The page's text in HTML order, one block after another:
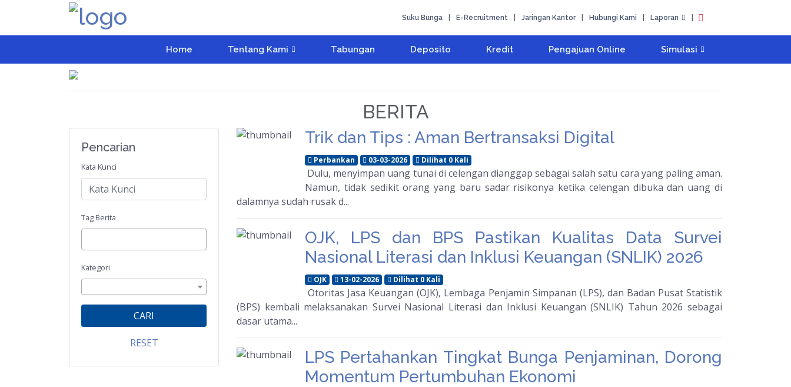
Suku Bunga E-Recruitment Jaringan Kantor Hubungi Kami Laporan
Home Tentang Kami Tabungan Deposito Kredit Pengajuan Online Simulasi
BERITA
Pencarian
Kata Kunci
Tag Berita
Kategori
CARI
RESET
Trik dan Tips : Aman Bertransaksi Digital
Perbankan 03-03-2026 Dilihat 0 Kali
Dulu, menyimpan uang tunai di celengan dianggap sebagai salah satu cara yang paling aman.
Namun, tidak sedikit orang yang baru sadar risikonya ketika celengan dibuka dan uang di
dalamnya sudah rusak d...
OJK, LPS dan BPS Pastikan Kualitas Data Survei
Nasional Literasi dan Inklusi Keuangan (SNLIK) 2026
OJK 13-02-2026 Dilihat 0 Kali
Otoritas Jasa Keuangan (OJK), Lembaga Penjamin Simpanan (LPS), dan Badan Pusat Statistik
(BPS) kembali melaksanakan Survei Nasional Literasi dan Inklusi Keuangan (SNLIK) Tahun 2026 sebagai
dasar utama...
LPS Pertahankan Tingkat Bunga Penjaminan, Dorong
Momentum Pertumbuhan Ekonomi